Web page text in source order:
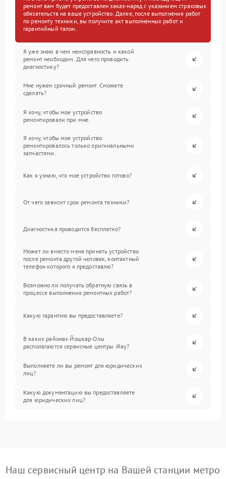
ремонт вам будет предоставлен заказ-наряд с указанием страховых
обязательств на ваше устройство. Далее, после выполнения работ
по ремонту техники, вы получите акт выполненных работ и
гарантийный талон.
Я уже знаю в чем неисправность и какой
ремонт необходим. Для чего проводить
диагностику?
Мне нужен срочный ремонт. Сможете
сделать?
Я хочу, чтобы мое устройство
ремонтировали при мне.
Я хочу, чтобы мое устройство
ремонтировалось только оригинальными
запчастями.
Как я узнаю, что мое устройство готово?
От чего зависит срок ремонта техники?
Диагностика проводится бесплатно?
Может ли вместо меня принять устройство
после ремонта другой человек, контактный
телефон которого я предоставлю?
Возможно ли получать обратную связь в
процессе выполнения ремонтных работ?
Какую гарантию вы предоставляете?
В каких районах Йошкар-Олы
располагаются сервисные центры iRay?
Выполняете ли вы ремонт для юридических
лиц?
Какую документацию вы предоставляете
для юридических лиц?
Наш сервисный центр на Вашей станции метро